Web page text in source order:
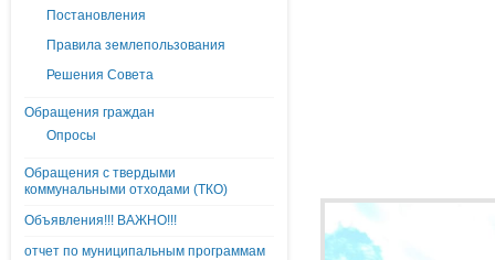
Постановления
Правила землепользования
Решения Совета
Обращения граждан
Опросы
Обращения с твердыми
коммунальными отходами (ТКО)
Объявления!!! ВАЖНО!!!
отчет по муниципальным программам